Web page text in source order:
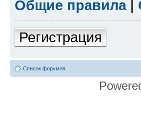
Общие правила|
Регистрация
Список форумов